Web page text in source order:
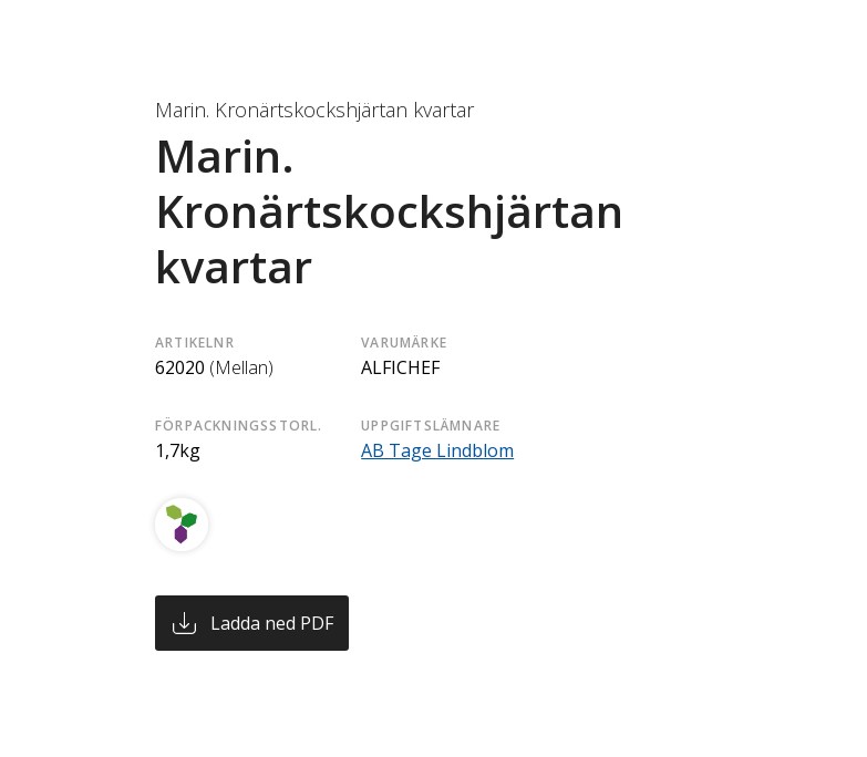
Marin. Kronärtskockshjärtan kvartar
Marin.
Kronärtskockshjärtan
kvartar
ARTIKELNR
62020 (Mellan)
VARUMÄRKE
ALFICHEF
FÖRPACKNINGSSTORL.
1,7kg
UPPGIFTSLÄMNARE
AB Tage Lindblom
Ladda ned PDF